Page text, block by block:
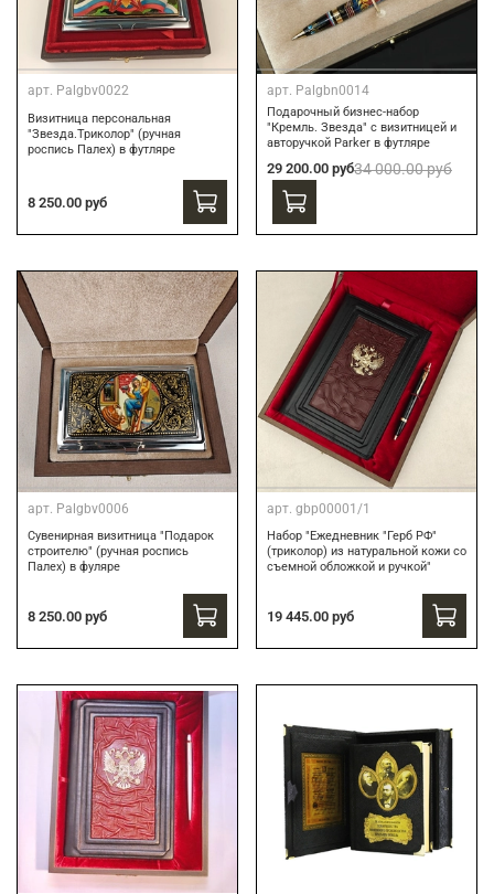
арт. Palgbv0022
Визитница персональная
"Звезда.Триколор" (ручная
роспись Палех) в футляре
8 250.00 руб
арт. Palgbn0014
Подарочный бизнес-набор
"Кремль. Звезда" с визитницей и
авторучкой Parker в футляре
29 200.00 руб34 000.00 руб
арт. Palgbv0006
Сувенирная визитница "Подарок
строителю" (ручная роспись
Палех) в фуляре
8 250.00 руб
арт. gbp00001/1
Набор "Ежедневник "Герб РФ"
(триколор) из натуральной кожи со
съемной обложкой и ручкой"
19 445.00 руб